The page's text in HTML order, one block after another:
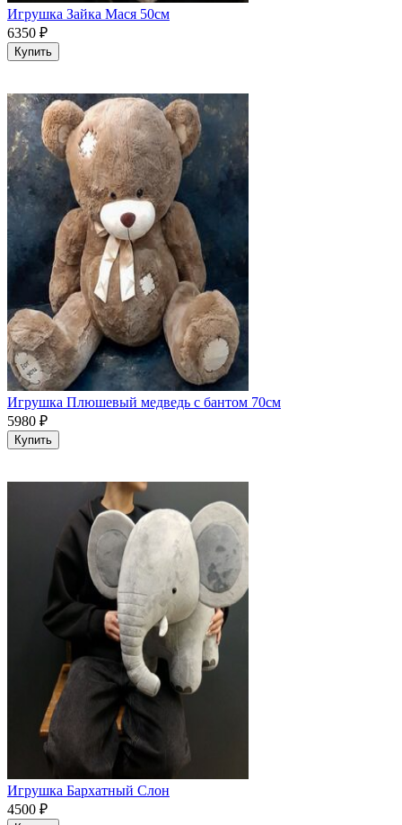
Игрушка Зайка Мася 50см
6350 ₽
Купить
Игрушка Плюшевый медведь с бантом 70см
5980 ₽
Купить
Игрушка Бархатный Слон
4500 ₽